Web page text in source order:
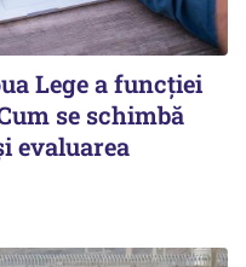
Lege a funcției
se schimbă
evaluarea